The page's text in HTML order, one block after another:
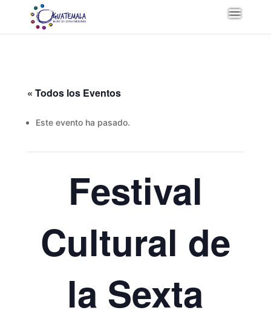
« Todos los Eventos
Este evento ha pasado.
Festival
Cultural de
la Sexta